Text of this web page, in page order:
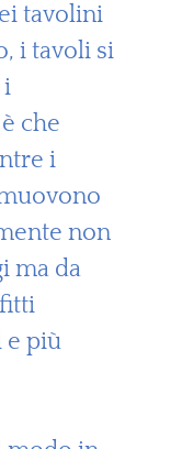
tavolini
i tavoli si
i
che
i
non
ma da
e più